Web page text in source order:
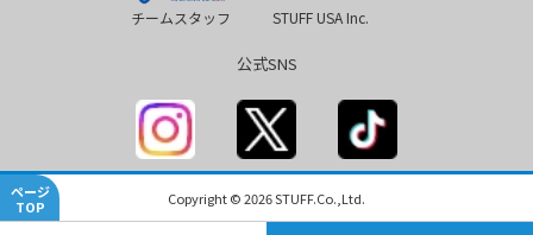
ページ
TOP
チームスタッフ STUFF USA Inc.
公式SNS
Copyright © 2026 STUFF.Co.,Ltd.